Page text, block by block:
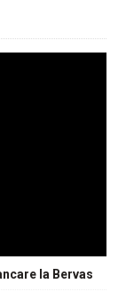
la Bervas